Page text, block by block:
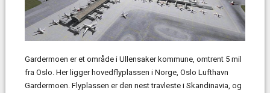
Gardermoen er et område i Ullensaker kommune, omtrent 5 mil
fra Oslo. Her ligger hovedflyplassen i Norge, Oslo Lufthavn
Gardermoen. Flyplassen er den nest travleste i Skandinavia, og